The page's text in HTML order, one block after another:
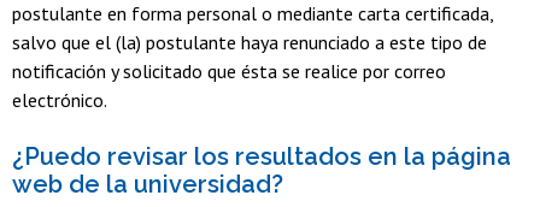
postulante en forma personal o mediante carta certificada,
salvo que el (la) postulante haya renunciado a este tipo de
notificación y solicitado que ésta se realice por correo
electrónico.
¿Puedo revisar los resultados en la página
web de la universidad?